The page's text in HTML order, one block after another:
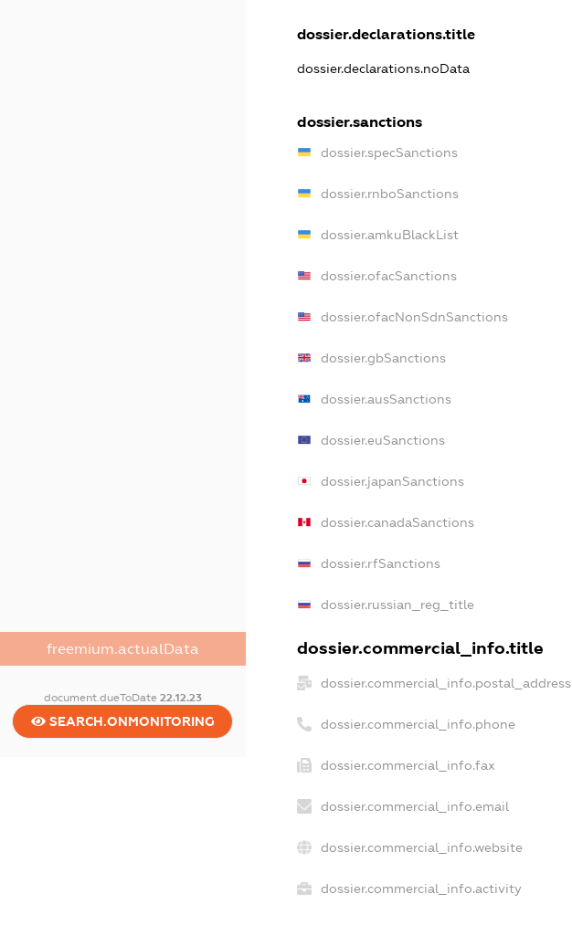
freemium.actualData
document.dueToDate 22.12.23
SEARCH.ONMONITORING
dossier.declarations.title
dossier.declarations.noData
dossier.sanctions
dossier.specSanctions
dossier.rnboSanctions
dossier.amkuBlackList
dossier.ofacSanctions
dossier.ofacNonSdnSanctions
dossier.gbSanctions
dossier.ausSanctions
dossier.euSanctions
dossier.japanSanctions
dossier.canadaSanctions
dossier.rfSanctions
dossier.russian_reg_title
dossier.commercial_info.title
dossier.commercial_info.postal_address
dossier.commercial_info.phone
dossier.commercial_info.fax
dossier.commercial_info.email
dossier.commercial_info.website
dossier.commercial_info.activity